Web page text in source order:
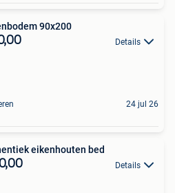
90x200
Details
24 jul 26
eikenhouten bed
Details